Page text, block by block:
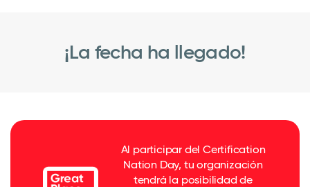
¡La fecha ha llegado!
Al participar del Certification
Nation Day, tu organización
tendrá la posibilidad de